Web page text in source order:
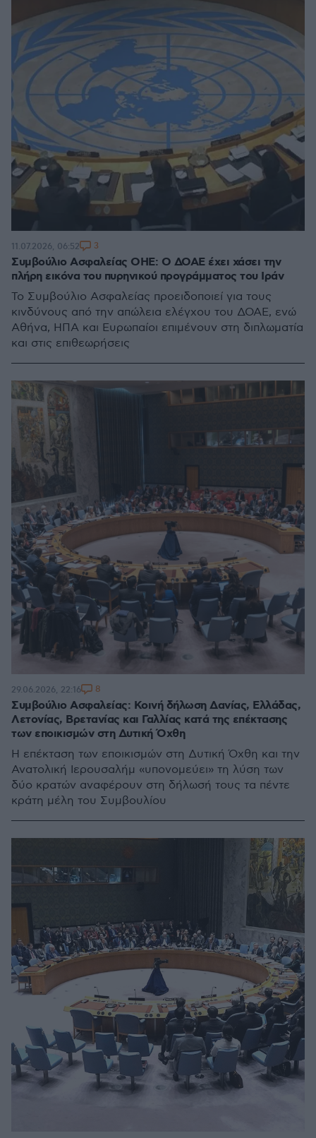
Συμβούλιο Ασφαλείας ΟΗΕ: Ο ΔΟΑΕ έχει χάσει την
πλήρη εικόνα του πυρηνικού προγράμματος του Ιράν
Το Συμβούλιο Ασφαλείας προειδοποιεί για τους
κινδύνους από την απώλεια ελέγχου του ΔΟΑΕ, ενώ
Αθήνα, ΗΠΑ και Ευρωπαίοι επιμένουν στη διπλωματία
και στις επιθεωρήσεις
11.07.2026, 06:52 3
Συμβούλιο Ασφαλείας: Κοινή δήλωση Δανίας, Ελλάδας,
Λετονίας, Βρετανίας και Γαλλίας κατά της επέκτασης
των εποικισμών στη Δυτική Όχθη
Η επέκταση των εποικισμών στη Δυτική Όχθη και την
Ανατολική Ιερουσαλήμ «υπονομεύει» τη λύση των
δύο κρατών αναφέρουν στη δήλωσή τους τα πέντε
κράτη μέλη του Συμβουλίου
29.06.2026, 22:16 8